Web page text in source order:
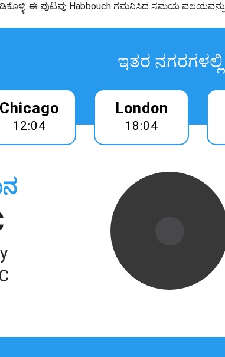
ಈ ಪುಟವು Habbouch ಗಮನಿಸಿದ ಸಮಯ ವಲಯವನ್ನು
ಇತರ
Chicago
12:04
London
18:04